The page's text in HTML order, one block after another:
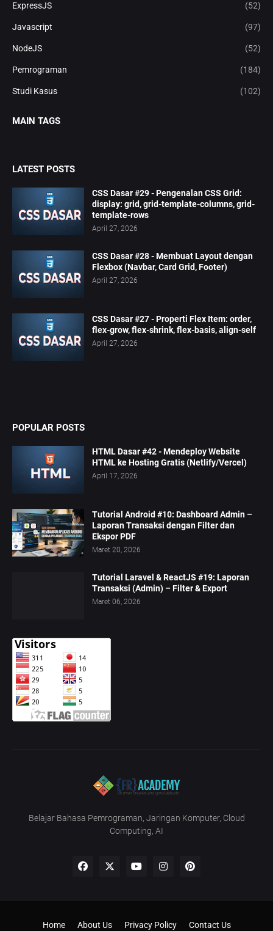
ExpressJS (52)
Javascript (97)
NodeJS (52)
Pemrograman (184)
Studi Kasus (102)
MAIN TAGS
LATEST POSTS
CSS Dasar #29 - Pengenalan CSS Grid:
display: grid, grid-template-columns, grid-
template-rows
April 27, 2026
CSS Dasar #28 - Membuat Layout dengan
Flexbox (Navbar, Card Grid, Footer)
April 27, 2026
CSS Dasar #27 - Properti Flex Item: order,
flex-grow, flex-shrink, flex-basis, align-self
April 27, 2026
POPULAR POSTS
HTML Dasar #42 - Mendeploy Website
HTML ke Hosting Gratis (Netlify/Vercel)
April 17, 2026
Tutorial Android #10: Dashboard Admin –
Laporan Transaksi dengan Filter dan
Ekspor PDF
Maret 20, 2026
Tutorial Laravel & ReactJS #19: Laporan
Transaksi (Admin) – Filter & Export
Maret 06, 2026
Belajar Bahasa Pemrograman, Jaringan Komputer, Cloud
Computing, AI
Home About Us Privacy Policy Contact Us